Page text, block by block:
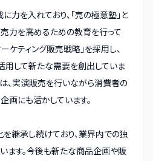
力を入れており、「売の極意塾」と
力を高めるための教育を行って
ケティング販売戦略」を採用し、
用して新たな需要を創出していま
は、実演販売を行いながら消費者の
画にも活かしています。
継承し続けており、業界内での独
ます。今後も新たな商品企画や販